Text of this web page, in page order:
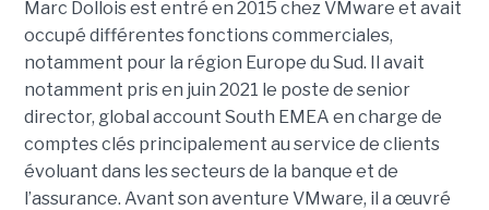
Marc Dollois est entré en 2015 chez VMware et avait
occupé différentes fonctions commerciales,
notamment pour la région Europe du Sud. Il avait
notamment pris en juin 2021 le poste de senior
director, global account South EMEA en charge de
comptes clés principalement au service de clients
évoluant dans les secteurs de la banque et de
l’assurance. Avant son aventure VMware, il a œuvré